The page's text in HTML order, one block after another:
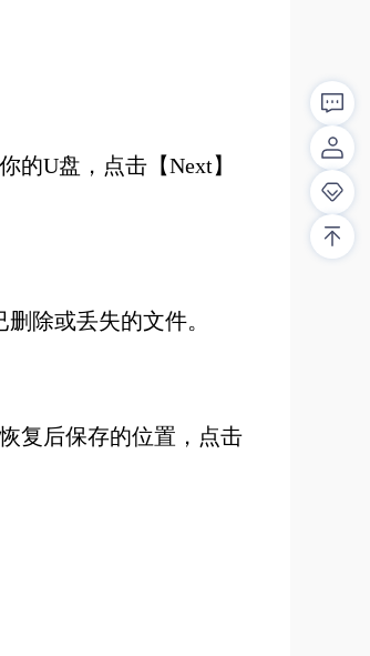
的U盘，点击【Next】
删除或丢失的文件。
复后保存的位置，点击